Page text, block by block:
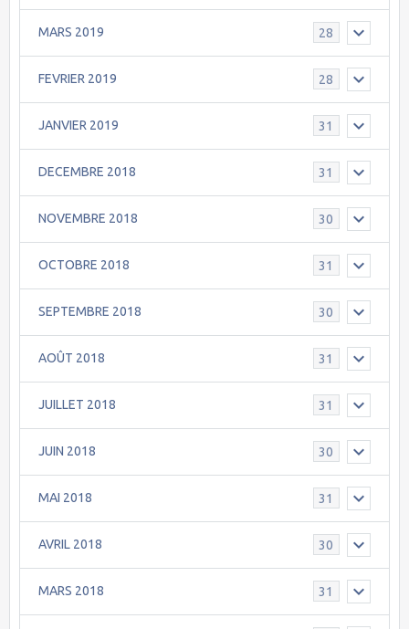
MARS 2019 28
FEVRIER 2019 28
JANVIER 2019 31
DECEMBRE 2018 31
NOVEMBRE 2018 30
OCTOBRE 2018 31
SEPTEMBRE 2018 30
AOÛT 2018 31
JUILLET 2018 31
JUIN 2018 30
MAI 2018 31
AVRIL 2018 30
MARS 2018 31